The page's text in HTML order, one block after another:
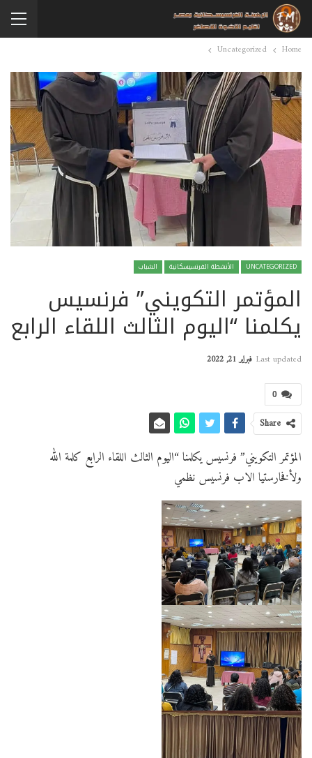
Home
Uncategorized
UNCATEGORIZED الأنشطة الفرنسيسكانية الشباب
المؤتمر التكويني” فرنسيس
يكلمنا “اليوم الثالث اللقاء الرابع
Last updated فبراير 21, 2022
0
Share
المؤتمر التكويني” فرنسيس يكلمنا “اليوم الثالث اللقاء الرابع كلمة الله
ولأفخارستيا الاب فرنسيس نظمي